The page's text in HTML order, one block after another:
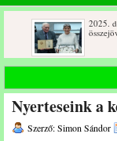
2025. decemberi
összejövetel
Nyerteseink a
Szerző: Simon Sándor